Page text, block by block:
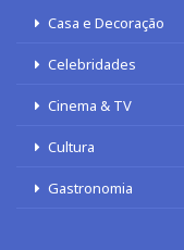
Casa e Decoração
Celebridades
Cinema & TV
Cultura
Gastronomia